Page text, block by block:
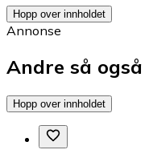
Hopp over innholdet
Annonse
Andre så også
Hopp over innholdet